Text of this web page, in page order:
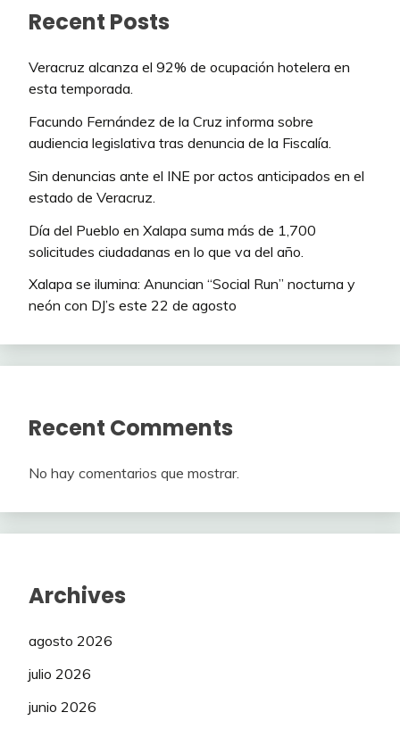
Recent Posts
Veracruz alcanza el 92% de ocupación hotelera en
esta temporada.
Facundo Fernández de la Cruz informa sobre
audiencia legislativa tras denuncia de la Fiscalía.
Sin denuncias ante el INE por actos anticipados en el
estado de Veracruz.
Día del Pueblo en Xalapa suma más de 1,700
solicitudes ciudadanas en lo que va del año.
Xalapa se ilumina: Anuncian “Social Run” nocturna y
neón con DJ’s este 22 de agosto
Recent Comments
No hay comentarios que mostrar.
Archives
agosto 2026
julio 2026
junio 2026